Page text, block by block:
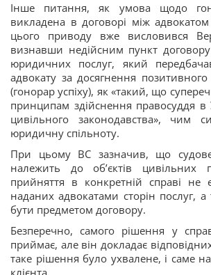
Інше питання, як умова щодо
викладена в договорі між адвокатом
цього приводу вже висловився
визнавши недійсним пункт
юридичних послуг, який
адвокату за досягнення
(гонорар успіху), як «такий, що
принципам здійснення правосуддя в
цивільного законодавства», чим
юридичну спільноту.
При цьому ВС зазначив, що
належить до об’єктів
прийняття в конкретній справі не
наданих адвокатами сторін послуг,
бути предметом договору.
Безперечно, самого рішення у
приймає, але він докладає
таке рішення було ухвалене, і саме
клієнта.